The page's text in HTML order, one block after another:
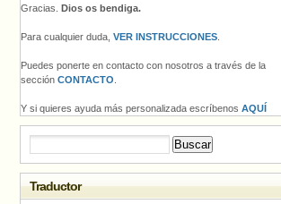
Gracias. Dios os bendiga.
Para cualquier duda, VER INSTRUCCIONES
Puedes ponerte en contacto con nosotros a través de la
sección CONTACTO
Y si quieres ayuda más personalizada escríbenos AQUÍ
Traductor